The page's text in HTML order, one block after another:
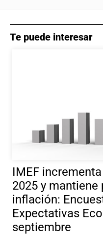
Te puede interesar
IMEF
2025 y
inflación:
Expectativas
septiembre